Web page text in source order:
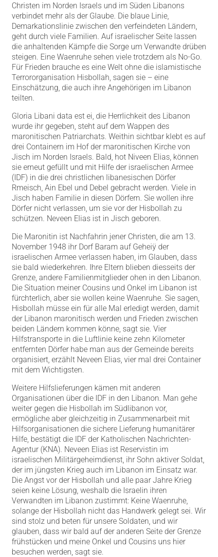
Christen im Norden Israels und im Süden Libanons
verbindet mehr als der Glaube. Die blaue Linie,
Demarkationslinie zwischen den verfeindeten Ländern,
geht durch viele Familien. Auf israelischer Seite lassen
die anhaltenden Kämpfe die Sorge um Verwandte drüben
steigen. Eine Waenruhe sehen viele trotzdem als No-Go.
Für Frieden brauche es eine Welt ohne die islamistische
Terrororganisation Hisbollah, sagen sie – eine
Einschätzung, die auch ihre Angehörigen im Libanon
teilten.
Gloria Libani data est ei, die Herrlichkeit des Libanon
wurde ihr gegeben, steht auf dem Wappen des
maronitischen Patriarchats. Weithin sichtbar klebt es auf
drei Containern im Hof der maronitischen Kirche von
Jisch im Norden Israels. Bald, hot Niveen Elias, können
sie erneut gefüllt und mit Hilfe der israelischen Armee
(IDF) in die drei christlichen libanesischen Dörfer
Rmeisch, Ain Ebel und Debel gebracht werden. Viele in
Jisch haben Familie in diesen Dörfern. Sie wollen ihre
Dörfer nicht verlassen, um sie vor der Hisbollah zu
schützen. Neveen Elias ist in Jisch geboren.
Die Maronitin ist Nachfahrin jener Christen, die am 13.
November 1948 ihr Dorf Baram auf Geheiÿ der
israelischen Armee verlassen haben, im Glauben, dass
sie bald wiederkehren. Ihre Eltern blieben diesseits der
Grenze, andere Familienmitglieder ohen in den Libanon.
Die Situation meiner Cousins und Onkel im Libanon ist
fürchterlich, aber sie wollen keine Waenruhe. Sie sagen,
Hisbollah müsse ein für alle Mal erledigt werden, damit
der Libanon maronitisch werden und Frieden zwischen
beiden Ländern kommen könne, sagt sie. Vier
Hilfstransporte in die Luftlinie keine zehn Kilometer
entfernten Dörfer habe man aus der Gemeinde bereits
organisiert, erzählt Neveen Elias, vier mal drei Container
mit dem Wichtigsten.
Weitere Hilfslieferungen kämen mit anderen
Organisationen über die IDF in den Libanon. Man gehe
weiter gegen die Hisbollah im Südlibanon vor,
ermögliche aber gleichzeitig in Zusammenarbeit mit
Hilfsorganisationen die sichere Lieferung humanitärer
Hilfe, bestätigt die IDF der Katholischen Nachrichten-
Agentur (KNA). Neveen Elias ist Reservistin im
israelischen Militärgeheimdienst, ihr Sohn aktiver Soldat,
der im jüngsten Krieg auch im Libanon im Einsatz war.
Die Angst vor der Hisbollah und alle paar Jahre Krieg
seien keine Lösung, weshalb die Israelin ihren
Verwandten im Libanon zustimmt: Keine Waenruhe,
solange der Hisbollah nicht das Handwerk gelegt sei. Wir
sind stolz und beten für unsere Soldaten, und wir
glauben, dass wir bald auf der anderen Seite der Grenze
frühstücken und meine Onkel und Cousins uns hier
besuchen werden, sagt sie.